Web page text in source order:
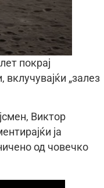
покрај
„залез
Виктор
ја
од човечко